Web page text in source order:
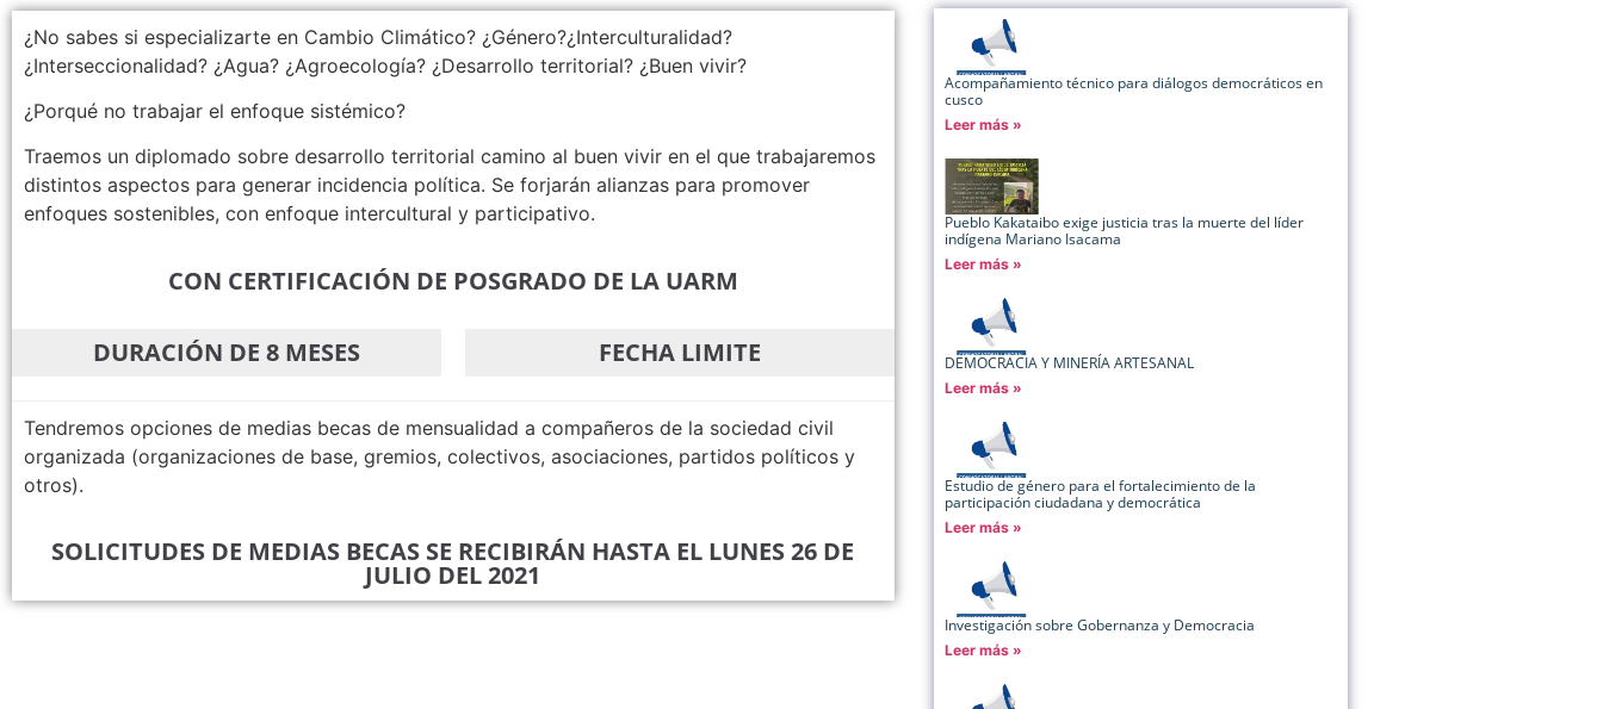
¿No sabes si especializarte en Cambio Climático? ¿Género?¿Interculturalidad?
¿Interseccionalidad? ¿Agua? ¿Agroecología? ¿Desarrollo territorial? ¿Buen vivir?
¿Porqué no trabajar el enfoque sistémico?
Traemos un diplomado sobre desarrollo territorial camino al buen vivir en el que trabajaremos
distintos aspectos para generar incidencia política. Se forjarán alianzas para promover
enfoques sostenibles, con enfoque intercultural y participativo.
CON CERTIFICACIÓN DE POSGRADO DE LA UARM
DURACIÓN DE 8 MESES FECHA LIMITE
Tendremos opciones de medias becas de mensualidad a compañeros de la sociedad civil
organizada (organizaciones de base, gremios, colectivos, asociaciones, partidos políticos y
otros).
SOLICITUDES DE MEDIAS BECAS SE RECIBIRÁN HASTA EL LUNES 26 DE
JULIO DEL 2021
Acompañamiento técnico para diálogos democráticos en
cusco
Leer más »
Pueblo Kakataibo exige justicia tras la muerte del líder
indígena Mariano Isacama
Leer más »
DEMOCRACIA Y MINERÍA ARTESANAL
Leer más »
Estudio de género para el fortalecimiento de la
participación ciudadana y democrática
Leer más »
Investigación sobre Gobernanza y Democracia
Leer más »